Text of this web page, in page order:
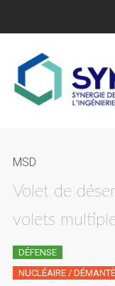
MSD
Volet de
volets
DÉFENSE
NUCLÉAIRE /